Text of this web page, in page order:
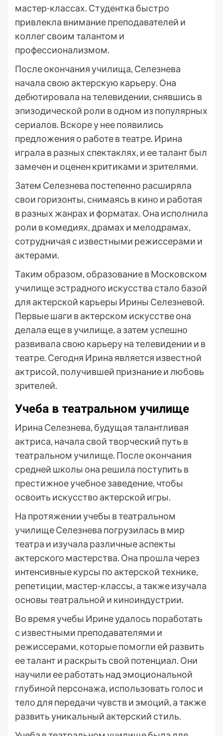
мастер-классах. Студентка быстро
привлекла внимание преподавателей и
коллег своим талантом и
профессионализмом.
После окончания училища, Селезнева
начала свою актерскую карьеру. Она
дебютировала на телевидении, снявшись в
эпизодической роли в одном из популярных
сериалов. Вскоре у нее появились
предложения о работе в театре. Ирина
играла в разных спектаклях, и ее талант был
замечен и оценен критиками и зрителями.
Затем Селезнева постепенно расширяла
свои горизонты, снимаясь в кино и работая
в разных жанрах и форматах. Она исполнила
роли в комедиях, драмах и мелодрамах,
сотрудничая с известными режиссерами и
актерами.
Таким образом, образование в Московском
училище эстрадного искусства стало базой
для актерской карьеры Ирины Селезневой.
Первые шаги в актерском искусстве она
делала еще в училище, а затем успешно
развивала свою карьеру на телевидении и в
театре. Сегодня Ирина является известной
актрисой, получившей признание и любовь
зрителей.
Учеба в театральном училище
Ирина Селезнева, будущая талантливая
актриса, начала свой творческий путь в
театральном училище. После окончания
средней школы она решила поступить в
престижное учебное заведение, чтобы
освоить искусство актерской игры.
На протяжении учебы в театральном
училище Селезнева погрузилась в мир
театра и изучала различные аспекты
актерского мастерства. Она прошла через
интенсивные курсы по актерской технике,
репетиции, мастер-классы, а также изучала
основы театральной и киноиндустрии.
Во время учебы Ирине удалось поработать
с известными преподавателями и
режиссерами, которые помогли ей развить
ее талант и раскрыть свой потенциал. Они
научили ее работать над эмоциональной
глубиной персонажа, использовать голос и
тело для передачи чувств и эмоций, а также
развить уникальный актерский стиль.